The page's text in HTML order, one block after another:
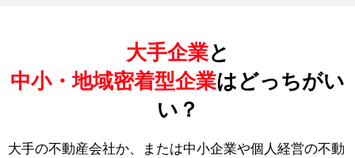
大手企業と
中小・地域密着型企業はどっちがい
い？
大手の不動産会社か、または中小企業や個人経営の不動